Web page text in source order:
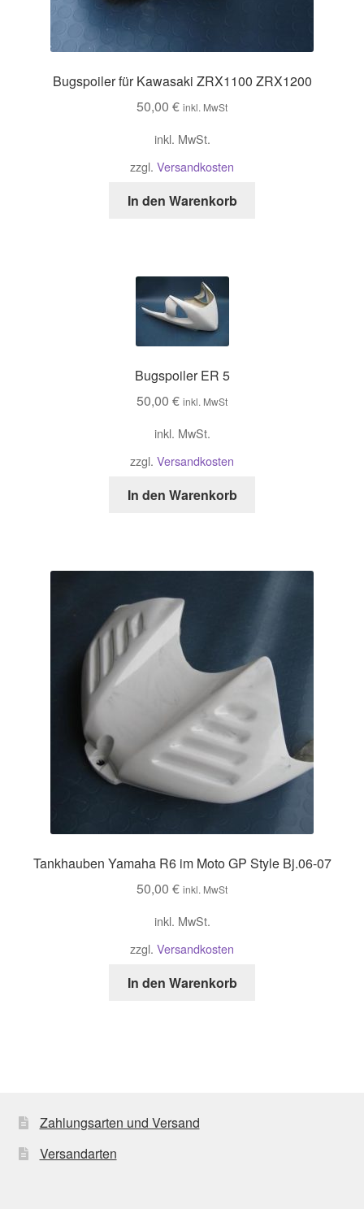
Bugspoiler für Kawasaki ZRX1100 ZRX1200
50,00 € inkl. MwSt
inkl. MwSt.
zzgl. Versandkosten
In den Warenkorb
Bugspoiler ER 5
50,00 € inkl. MwSt
inkl. MwSt.
zzgl. Versandkosten
In den Warenkorb
Tankhauben Yamaha R6 im Moto GP Style Bj.06-07
50,00 € inkl. MwSt
inkl. MwSt.
zzgl. Versandkosten
In den Warenkorb
Zahlungsarten und Versand
Versandarten